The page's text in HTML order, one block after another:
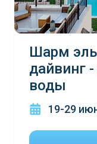
Шарм
дайвинг
воды
19-29